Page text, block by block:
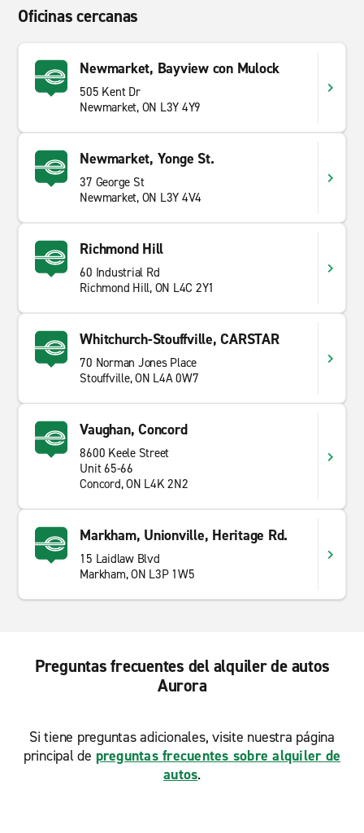
Oficinas cercanas
Newmarket, Bayview con Mulock
505 Kent Dr
Newmarket, ON L3Y 4Y9
Newmarket, Yonge St.
37 George St
Newmarket, ON L3Y 4V4
Richmond Hill
60 Industrial Rd
Richmond Hill, ON L4C 2Y1
Whitchurch-Stouffville, CARSTAR
70 Norman Jones Place
Stouffville, ON L4A 0W7
Vaughan, Concord
8600 Keele Street
Unit 65-66
Concord, ON L4K 2N2
Markham, Unionville, Heritage Rd.
15 Laidlaw Blvd
Markham, ON L3P 1W5
Preguntas frecuentes del alquiler de autos
Aurora
Si tiene preguntas adicionales, visite nuestra página
principal de preguntas frecuentes sobre alquiler de
autos.